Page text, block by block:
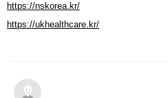
https://nskorea.kr/
https://ukhealthcare.kr/